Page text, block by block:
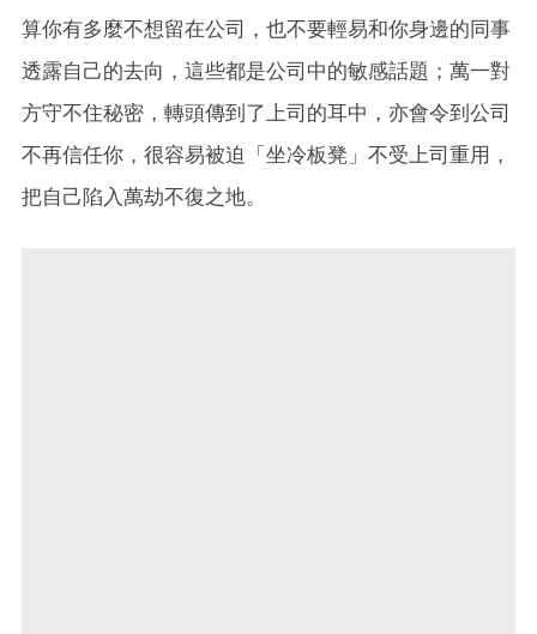
算你有多麼不想留在公司，也不要輕易和你身邊的同事
透露自己的去向，這些都是公司中的敏感話題；萬一對
方守不住秘密，轉頭傳到了上司的耳中，亦會令到公司
不再信任你，很容易被迫「坐冷板凳」不受上司重用，
把自己陷入萬劫不復之地。